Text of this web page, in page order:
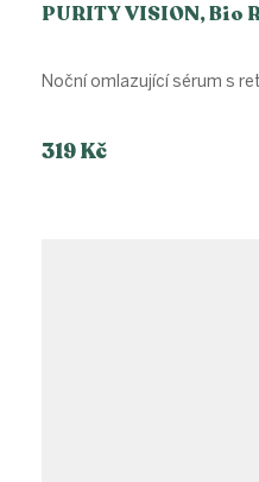
PURITY VISION, Bio
319 Kč
Noční omlazující sérum s